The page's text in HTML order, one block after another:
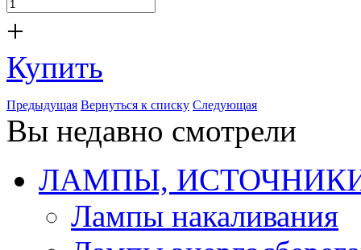
+
Купить
Предыдущая Вернуться к списку Следующая
Вы недавно смотрели
ЛАМПЫ,
Лампы накаливания